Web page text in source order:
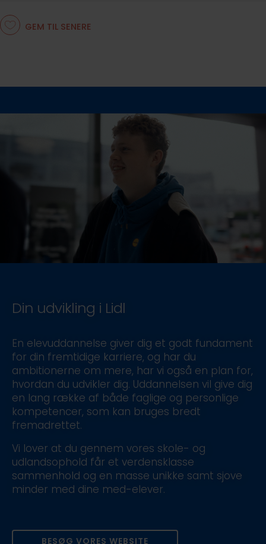
GEM TIL SENERE
Din udvikling i Lidl
En elevuddannelse giver dig et godt fundament
for din fremtidige karriere, og har du
ambitionerne om mere, har vi også en plan for,
hvordan du udvikler dig. Uddannelsen vil give dig
en lang række af både faglige og personlige
kompetencer, som kan bruges bredt
fremadrettet.
Vi lover at du gennem vores skole- og
udlandsophold får et verdensklasse
sammenhold og en masse unikke samt sjove
minder med dine med-elever.
BESØG VORES WEBSITE